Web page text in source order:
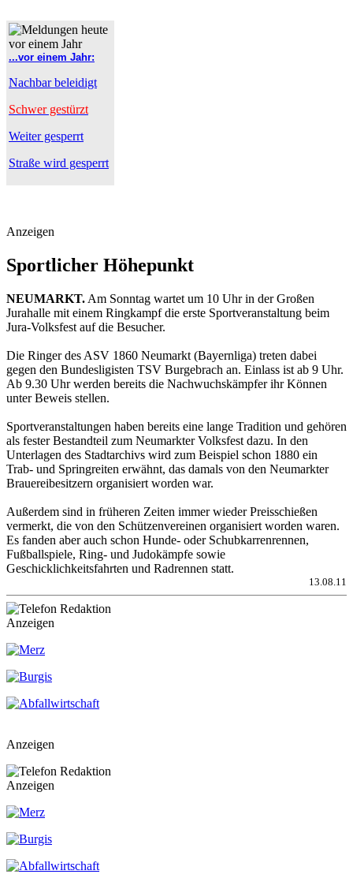
...vor einem Jahr:
Nachbar beleidigt
Schwer gestürzt
Weiter gesperrt
Straße wird gesperrt
Anzeigen
Sportlicher Höhepunkt
NEUMARKT. Am Sonntag wartet um 10 Uhr in der Großen
Jurahalle mit einem Ringkampf die erste Sportveranstaltung beim
Jura-Volksfest auf die Besucher.
Die Ringer des ASV 1860 Neumarkt (Bayernliga) treten dabei
gegen den Bundesligisten TSV Burgebrach an. Einlass ist ab 9 Uhr.
Ab 9.30 Uhr werden bereits die Nachwuchskämpfer ihr Können
unter Beweis stellen.
Sportveranstaltungen haben bereits eine lange Tradition und gehören
als fester Bestandteil zum Neumarkter Volksfest dazu. In den
Unterlagen des Stadtarchivs wird zum Beispiel schon 1880 ein
Trab- und Springreiten erwähnt, das damals von den Neumarkter
Brauereibesitzern organisiert worden war.
Außerdem sind in früheren Zeiten immer wieder Preisschießen
vermerkt, die von den Schützenvereinen organisiert worden waren.
Es fanden aber auch schon Hunde- oder Schubkarrenrennen,
Fußballspiele, Ring- und Judokämpfe sowie
Geschicklichkeitsfahrten und Radrennen statt.
13.08.11
Anzeigen
Anzeigen
Anzeigen